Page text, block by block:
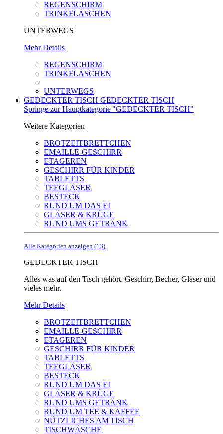
REGENSCHIRM
TRINKFLASCHEN
UNTERWEGS
Mehr Details
REGENSCHIRM
TRINKFLASCHEN
UNTERWEGS
GEDECKTER TISCH GEDECKTER TISCH
Springe zur Hauptkategorie "GEDECKTER TISCH"
Weitere Kategorien
BROTZEITBRETTCHEN
EMAILLE-GESCHIRR
ETAGEREN
GESCHIRR FÜR KINDER
TABLETTS
TEEGLÄSER
BESTECK
RUND UM DAS EI
GLÄSER & KRÜGE
RUND UMS GETRÄNK
Alle Kategorien anzeigen (13)
GEDECKTER TISCH
Alles was auf den Tisch gehört. Geschirr, Becher, Gläser und
vieles mehr.
Mehr Details
BROTZEITBRETTCHEN
EMAILLE-GESCHIRR
ETAGEREN
GESCHIRR FÜR KINDER
TABLETTS
TEEGLÄSER
BESTECK
RUND UM DAS EI
GLÄSER & KRÜGE
RUND UMS GETRÄNK
RUND UM TEE & KAFFEE
NÜTZLICHES AM TISCH
TISCHWÄSCHE